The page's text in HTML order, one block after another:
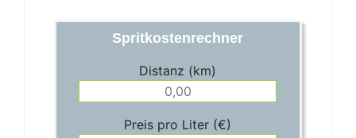
Spritkostenrechner
Distanz (km)
Preis pro Liter (€)